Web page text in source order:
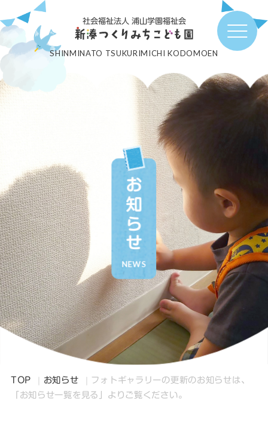
社会福祉法人 浦山学園福祉会
SHINMINATO TSUKURIMICHI KODOMOEN
お知らせ
NEWS
TOP お知らせ
フォトギャラリーの更新のお知らせは、
「お知らせ一覧を見る」よりご覧ください。